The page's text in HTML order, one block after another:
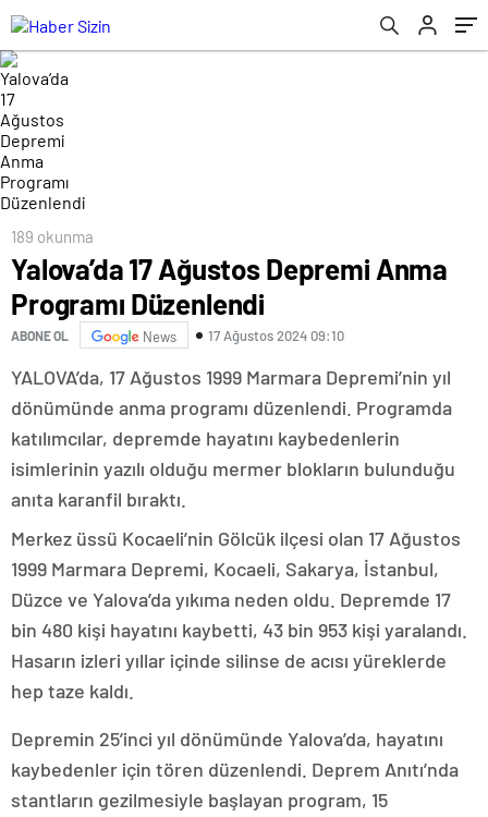
189 okunma
Yalova’da 17 Ağustos Depremi Anma
Programı Düzenlendi
ABONE OL News 17 Ağustos 2024 09:10
YALOVA’da, 17 Ağustos 1999 Marmara Depremi’nin yıl
dönümünde anma programı düzenlendi. Programda
katılımcılar, depremde hayatını kaybedenlerin
isimlerinin yazılı olduğu mermer blokların bulunduğu
anıta karanfil bıraktı.
Merkez üssü Kocaeli’nin Gölcük ilçesi olan 17 Ağustos
1999 Marmara Depremi, Kocaeli, Sakarya, İstanbul,
Düzce ve Yalova’da yıkıma neden oldu. Depremde 17
bin 480 kişi hayatını kaybetti, 43 bin 953 kişi yaralandı.
Hasarın izleri yıllar içinde silinse de acısı yüreklerde
hep taze kaldı.
Depremin 25’inci yıl dönümünde Yalova’da, hayatını
kaybedenler için tören düzenlendi. Deprem Anıtı’nda
stantların gezilmesiyle başlayan program, 15